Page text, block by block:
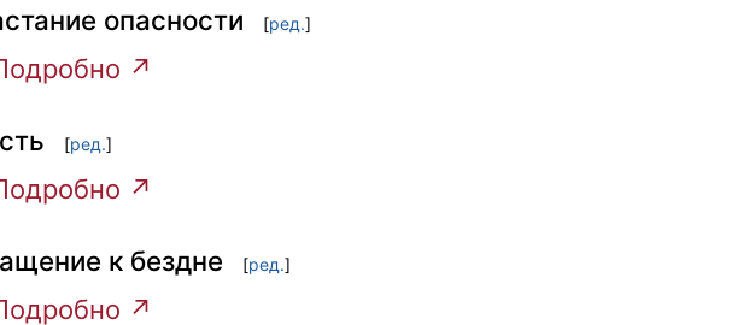
опасности [ред.]
↗
[ред.]
↗
к бездне [ред.]
↗